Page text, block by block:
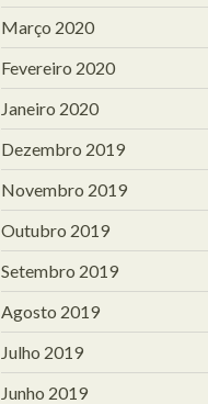
Março 2020
Fevereiro 2020
Janeiro 2020
Dezembro 2019
Novembro 2019
Outubro 2019
Setembro 2019
Agosto 2019
Julho 2019
Junho 2019